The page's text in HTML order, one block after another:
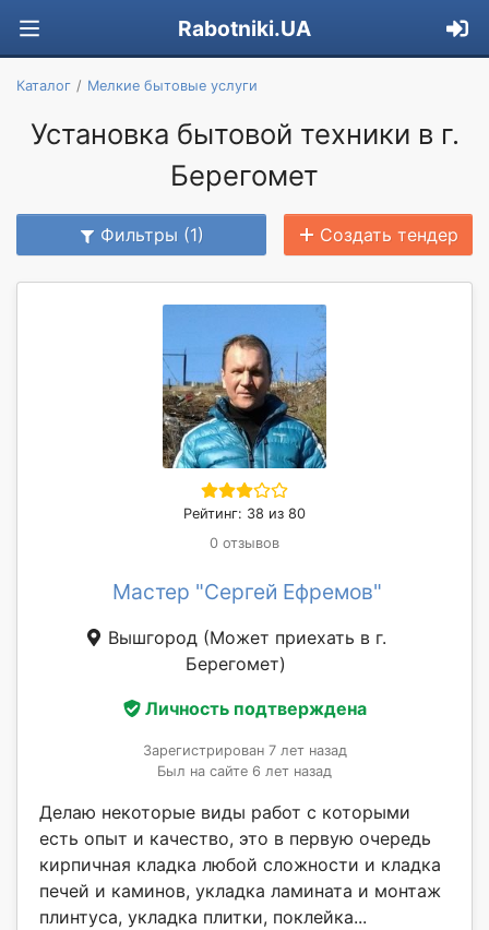
Rabotniki.UA
Каталог Мелкие бытовые услуги
Установка бытовой техники в г.
Берегомет
Фильтры (1) Создать тендер
Рейтинг: 38 из 80
0 отзывов
Мастер "Сергей Ефремов"
Вышгород (Может приехать в г.
Берегомет)
Личность подтверждена
Зарегистрирован 7 лет назад
Был на сайте 6 лет назад
Делаю некоторые виды работ с которыми
есть опыт и качество, это в первую очередь
кирпичная кладка любой сложности и кладка
печей и каминов, укладка ламината и монтаж
плинтуса, укладка плитки, поклейка...